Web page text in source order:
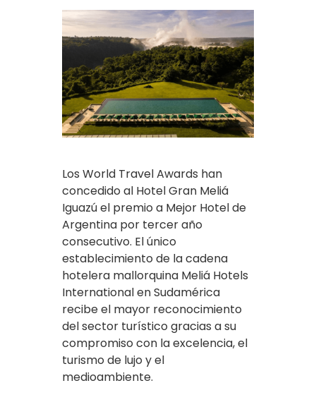
Los World Travel Awards han
concedido al Hotel Gran Meliá
Iguazú el premio a Mejor Hotel de
Argentina por tercer año
consecutivo. El único
establecimiento de la cadena
hotelera mallorquina Meliá Hotels
International en Sudamérica
recibe el mayor reconocimiento
del sector turístico gracias a su
compromiso con la excelencia, el
turismo de lujo y el
medioambiente.